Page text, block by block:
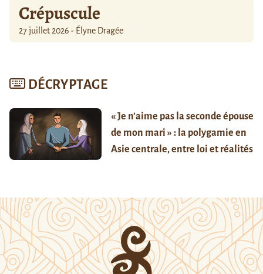
Crépuscule
27 juillet 2026 - Élyne Dragée
DÉCRYPTAGE
« Je n’aime pas la seconde épouse
de mon mari » : la polygamie en
Asie centrale, entre loi et réalités